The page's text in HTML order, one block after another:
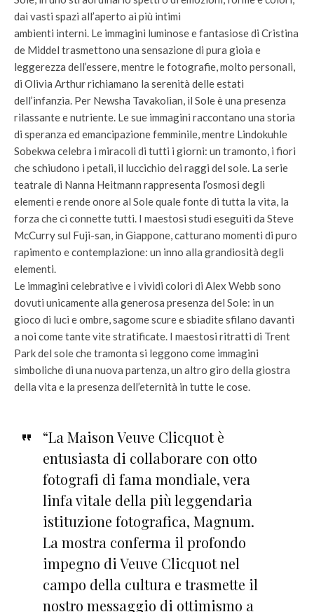
dai vasti spazi all’aperto ai più intimi
ambienti interni. Le immagini luminose e fantasiose di Cristina
de Middel trasmettono una sensazione di pura gioia e
leggerezza dell’essere, mentre le fotografie, molto personali,
di Olivia Arthur richiamano la serenità delle estati
dell’infanzia. Per Newsha Tavakolian, il Sole è una presenza
rilassante e nutriente. Le sue immagini raccontano una storia
di speranza ed emancipazione femminile, mentre Lindokuhle
Sobekwa celebra i miracoli di tutti i giorni: un tramonto, i fiori
che schiudono i petali, il luccichio dei raggi del sole. La serie
teatrale di Nanna Heitmann rappresenta l’osmosi degli
elementi e rende onore al Sole quale fonte di tutta la vita, la
forza che ci connette tutti. I maestosi studi eseguiti da Steve
McCurry sul Fuji-san, in Giappone, catturano momenti di puro
rapimento e contemplazione: un inno alla grandiosità degli
elementi.
Le immagini celebrative e i vividi colori di Alex Webb sono
dovuti unicamente alla generosa presenza del Sole: in un
gioco di luci e ombre, sagome scure e sbiadite sfilano davanti
a noi come tante vite stratificate. I maestosi ritratti di Trent
Park del sole che tramonta si leggono come immagini
simboliche di una nuova partenza, un altro giro della giostra
della vita e la presenza dell’eternità in tutte le cose.
“La Maison Veuve Clicquot è
entusiasta di collaborare con otto
fotografi di fama mondiale, vera
linfa vitale della più leggendaria
istituzione fotografica, Magnum.
La mostra conferma il profondo
impegno di Veuve Clicquot nel
campo della cultura e trasmette il
nostro messaggio di ottimismo a